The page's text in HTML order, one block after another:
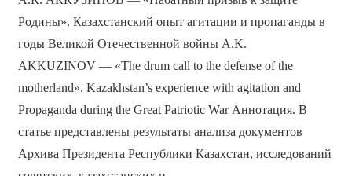
Родины». Казахстанский опыт агитации и пропаганды в
годы Великой Отечественной войны A.K.
AKKUZINOV — «The drum call to the defense of the
motherland». Kazakhstan’s experience with agitation and
Propaganda during the Great Patriotic War Аннотация. В
статье представлены результаты анализа документов
Архива Президента Республики Казахстан, исследований